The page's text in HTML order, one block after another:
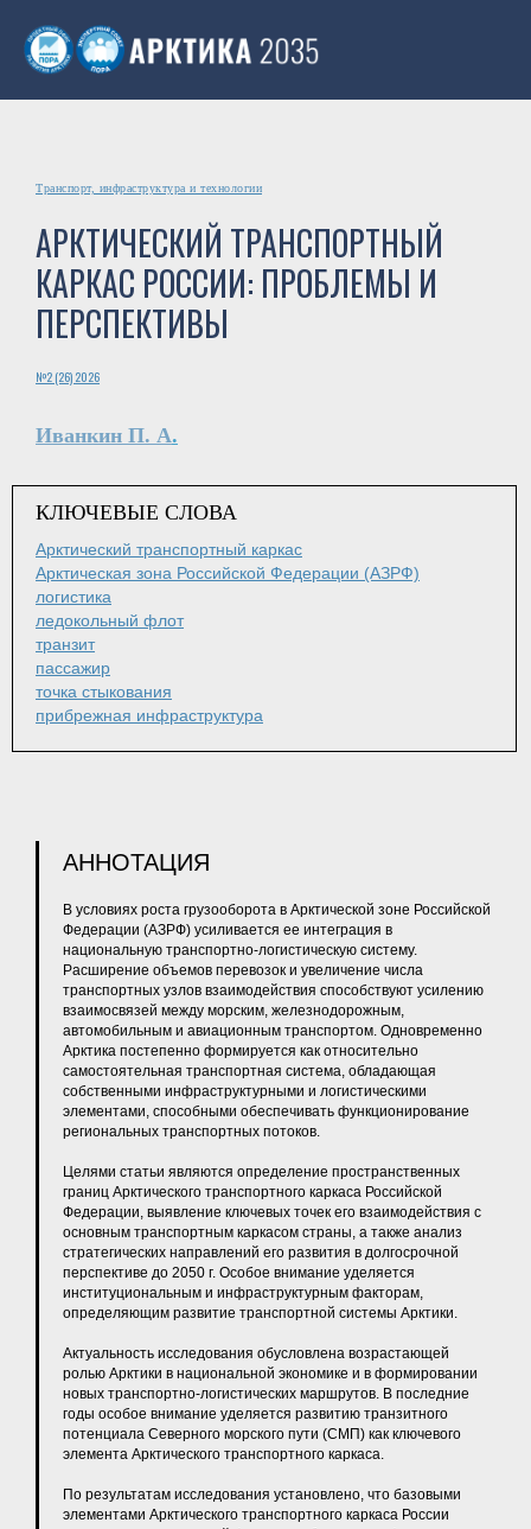
Транспорт, инфраструктура и технологии
АРКТИЧЕСКИЙ ТРАНСПОРТНЫЙ
КАРКАС РОССИИ: ПРОБЛЕМЫ И
ПЕРСПЕКТИВЫ
№2 (26) 2026
Иванкин П. А.
КЛЮЧЕВЫЕ СЛОВА
Арктический транспортный каркас
Арктическая зона Российской Федерации (АЗРФ)
логистика
ледокольный флот
транзит
пассажир
точка стыкования
прибрежная инфраструктура
АННОТАЦИЯ
В условиях роста грузооборота в Арктической зоне Российской
Федерации (АЗРФ) усиливается ее интеграция в
национальную транспортно-логистическую систему.
Расширение объемов перевозок и увеличение числа
транспортных узлов взаимодействия способствуют усилению
взаимосвязей между морским, железнодорожным,
автомобильным и авиационным транспортом. Одновременно
Арктика постепенно формируется как относительно
самостоятельная транспортная система, обладающая
собственными инфраструктурными и логистическими
элементами, способными обеспечивать функционирование
региональных транспортных потоков.
Целями статьи являются определение пространственных
границ Арктического транспортного каркаса Российской
Федерации, выявление ключевых точек его взаимодействия с
основным транспортным каркасом страны, а также анализ
стратегических направлений его развития в долгосрочной
перспективе до 2050 г. Особое внимание уделяется
институциональным и инфраструктурным факторам,
определяющим развитие транспортной системы Арктики.
Актуальность исследования обусловлена возрастающей
ролью Арктики в национальной экономике и в формировании
новых транспортно-логистических маршрутов. В последние
годы особое внимание уделяется развитию транзитного
потенциала Северного морского пути (СМП) как ключевого
элемента Арктического транспортного каркаса.
По результатам исследования установлено, что базовыми
элементами Арктического транспортного каркаса России